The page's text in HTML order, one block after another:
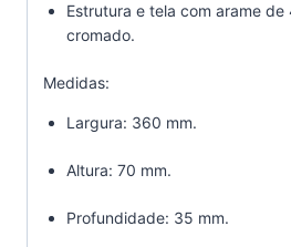
Estrutura e tela com arame de
cromado.
Medidas:
Largura: 360 mm.
Altura: 70 mm.
Profundidade: 35 mm.